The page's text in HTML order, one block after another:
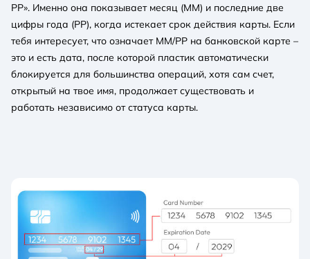
РР». Именно она показывает месяц (ММ) и последние две
цифры года (РР), когда истекает срок действия карты. Если
тебя интересует, что означает ММ/РР на банковской карте –
это и есть дата, после которой пластик автоматически
блокируется для большинства операций, хотя сам счет,
открытый на твое имя, продолжает существовать и
работать независимо от статуса карты.